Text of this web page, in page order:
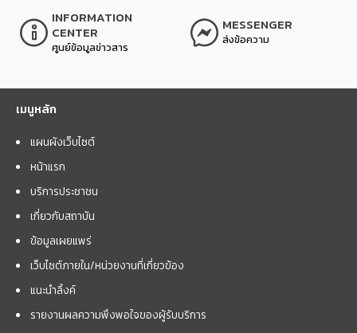
INFORMATION
CENTER
ศูนย์ข้อมูลข่าวสาร
MESSENGER
ส่งข้อความ
เมนูหลัก
แผนผังเว็บไซต์
หน้าแรก
บริการประชาชน
เกี่ยวกับสถาบัน
ข้อมูลเผยแพร่
เว็บไซต์ภายใน/หน่วยงานที่เกี่ยวข้อง
แนะนำลิ้งค์
รายงานผลความพึงพอใจของผู้รับบริการ